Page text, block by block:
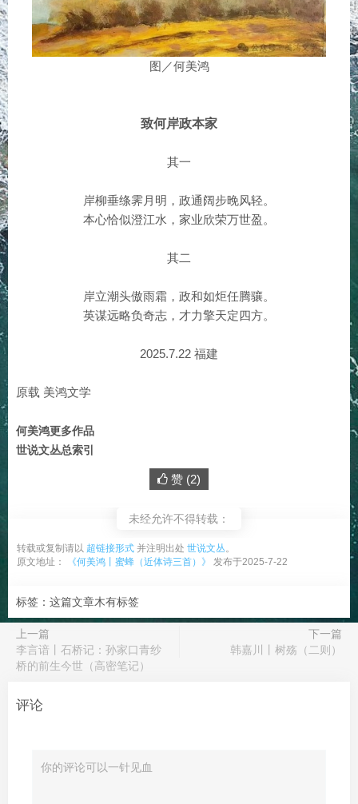
图／何美鸿
致何岸政本家
其一
岸柳垂绦霁月明，政通阔步晚风轻。
本心恰似澄江水，家业欣荣万世盈。
其二
岸立潮头傲雨霜，政和如炬任腾骧。
英谋远略负奇志，才力擎天定四方。
2025.7.22 福建
原载 美鸿文学
何美鸿更多作品
世说文丛总索引
赞 (2)
未经允许不得转载：
转载或复制请以 超链接形式 并注明出处 世说文丛。
原文地址：
《何美鸿丨蜜蜂（近体诗三首）》 发布于2025-7-22
标签：这篇文章木有标签
上一篇
李言谙丨石桥记：孙家口青纱
桥的前生今世（高密笔记）
下一篇
韩嘉川丨树殇（二则）
评论